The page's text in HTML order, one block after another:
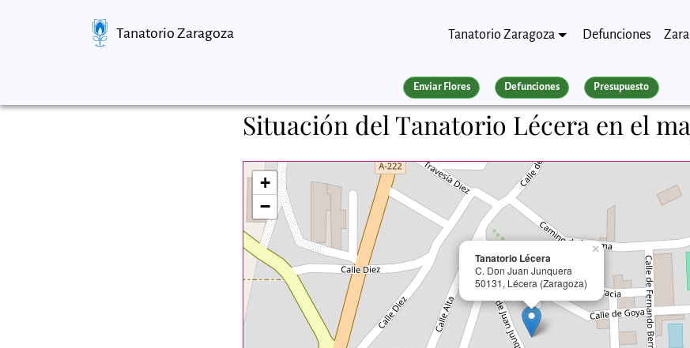
Tanatorio Zaragoza Tanatorio Zaragoza Defunciones
Enviar Flores Defunciones Presupuesto
Situación del Tanatorio Lécera en el
Tanatorio Lécera
C. Don Juan Junquera
50131, Lécera (Zaragoza)
×
+
−